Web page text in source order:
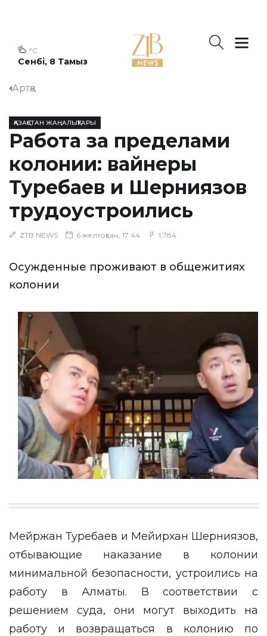
Сенбі, 8 Тамыз
°C
Артқа
ҚАЗАҚСТАН ЖАҢАЛЫҚТАРЫ
Работа за пределами
колонии: вайнеры
Туребаев и Шерниязов
трудоустроились
ZTB NEWS 6 желтоқсан, 17:44 1,784
Осужденные проживают в общежитиях
колонии
Мейржан Туребаев и Мейирхан Шерниязов,
отбывающие наказание в колонии
минимальной безопасности, устроились на
работу в Алматы. В соответствии с
решением суда, они могут выходить на
работу и возвращаться в колонию по